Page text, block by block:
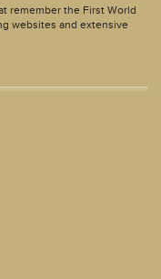
remember the First World
websites and extensive